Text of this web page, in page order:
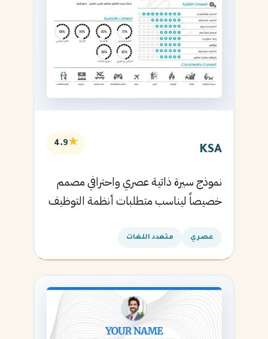
KSA
★
4.9
نموذج سيرة ذاتية عصري واحترافي مصمم
خصيصاً ليناسب متطلبات أنظمة التوظيف
القادمة.
عصري متعدد اللغات